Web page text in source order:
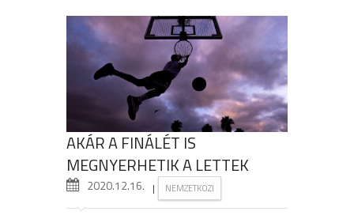
AKÁR A FINÁLÉT IS
MEGNYERHETIK A LETTEK
2020.12.16. | NEMZETKÖZI